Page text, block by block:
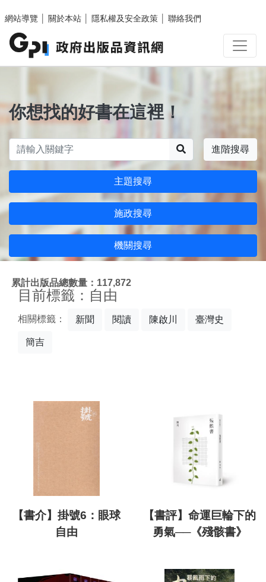
網站導覽
關於本站 隱私權及安全政策 聯絡我們
你想找的好書在這裡！
進階搜尋
主題搜尋
施政搜尋
機關搜尋
累計出版品總數量：117,872
目前標籤：自由
相關標籤： 新聞 閱讀 陳啟川 臺灣史
簡吉
【書介】掛號6：眼球
自由
【書評】命運巨輪下的
勇氣──《殘骸書》